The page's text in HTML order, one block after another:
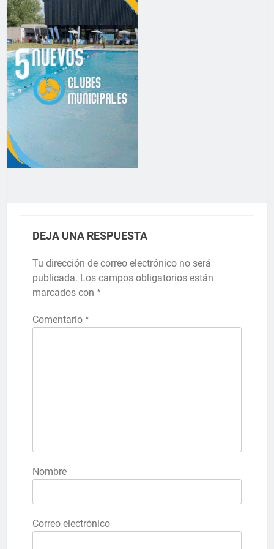
DEJA UNA RESPUESTA
Tu dirección de correo electrónico no será
publicada. Los campos obligatorios están
marcados con *
Comentario *
Nombre
Correo electrónico